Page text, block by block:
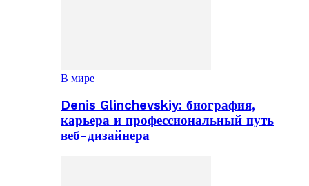
В мире
Denis Glinchevskiy: биография,
карьера и профессиональный путь
веб-дизайнера